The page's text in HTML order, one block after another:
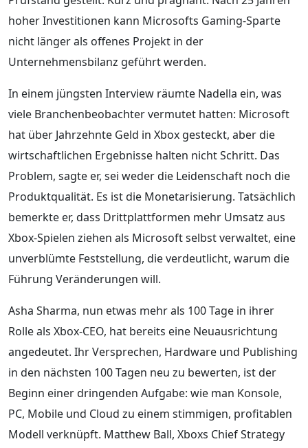
hoher Investitionen kann Microsofts Gaming-Sparte
nicht länger als offenes Projekt in der
Unternehmensbilanz geführt werden.
In einem jüngsten Interview räumte Nadella ein, was
viele Branchenbeobachter vermutet hatten: Microsoft
hat über Jahrzehnte Geld in Xbox gesteckt, aber die
wirtschaftlichen Ergebnisse halten nicht Schritt. Das
Problem, sagte er, sei weder die Leidenschaft noch die
Produktqualität. Es ist die Monetarisierung. Tatsächlich
bemerkte er, dass Drittplattformen mehr Umsatz aus
Xbox-Spielen ziehen als Microsoft selbst verwaltet, eine
unverblümte Feststellung, die verdeutlicht, warum die
Führung Veränderungen will.
Asha Sharma, nun etwas mehr als 100 Tage in ihrer
Rolle als Xbox-CEO, hat bereits eine Neuausrichtung
angedeutet. Ihr Versprechen, Hardware und Publishing
in den nächsten 100 Tagen neu zu bewerten, ist der
Beginn einer dringenden Aufgabe: wie man Konsole,
PC, Mobile und Cloud zu einem stimmigen, profitablen
Modell verknüpft. Matthew Ball, Xboxs Chief Strategy